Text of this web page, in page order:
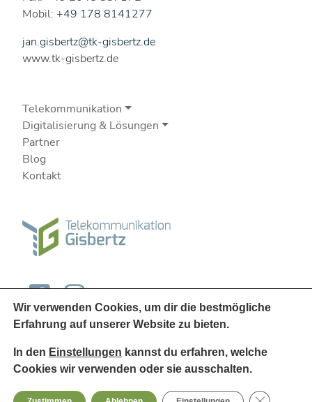
Mobil: +49 178 8141277
jan.gisbertz@tk-gisbertz.de
www.tk-gisbertz.de
Telekommunikation
Digitalisierung & Lösungen
Partner
Blog
Kontakt
© 2026Telekommunikation Gisbertz
Wir verwenden Cookies, um dir die bestmögliche
Erfahrung auf unserer Website zu bieten.
In den Einstellungen kannst du erfahren, welche
Cookies wir verwenden oder sie ausschalten.
GDPR